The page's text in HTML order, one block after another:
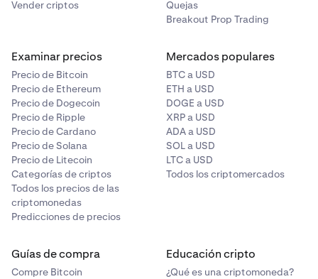
Vender criptos
Quejas
Breakout Prop Trading
Examinar precios
Precio de Bitcoin
Precio de Ethereum
Precio de Dogecoin
Precio de Ripple
Precio de Cardano
Precio de Solana
Precio de Litecoin
Categorías de criptos
Todos los precios de las
criptomonedas
Predicciones de precios
Mercados populares
BTC a USD
ETH a USD
DOGE a USD
XRP a USD
ADA a USD
SOL a USD
LTC a USD
Todos los criptomercados
Guías de compra
Compre Bitcoin
Educación cripto
¿Qué es una criptomoneda?